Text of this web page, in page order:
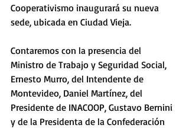
Cooperativismo inaugurará su nueva
sede, ubicada en Ciudad Vieja.
Contaremos con la presencia del
Ministro de Trabajo y Seguridad Social,
Ernesto Murro, del Intendente de
Montevideo, Daniel Martínez, del
Presidente de INACOOP, Gustavo Bernini
y de la Presidenta de la Confederación